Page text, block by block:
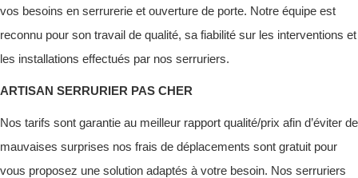
vos besoins en serrurerie et ouverture de porte. Notre équipe est
reconnu pour son travail de qualité, sa fiabilité sur les interventions et
les installations effectués par nos serruriers.
ARTISAN SERRURIER PAS CHER
Nos tarifs sont garantie au meilleur rapport qualité/prix afin d’éviter de
mauvaises surprises nos frais de déplacements sont gratuit pour
vous proposez une solution adaptés à votre besoin. Nos serruriers